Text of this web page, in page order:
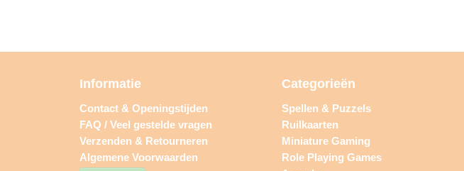
Informatie
Contact & Openingstijden
FAQ / Veel gestelde vragen
Verzenden & Retourneren
Algemene Voorwaarden
Categorieën
Spellen & Puzzels
Ruilkaarten
Miniature Gaming
Role Playing Games